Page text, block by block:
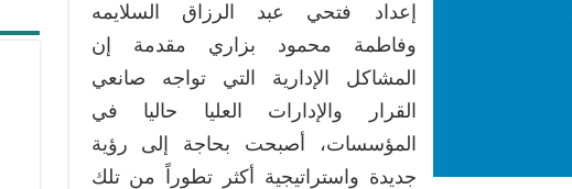
التفكير
التصميمي
في
علاج
مشكلة
عدم
نجاعة
إعداد فتحي عبد الرزاق السلايمه
وفاطمة محمود بزاري مقدمة إن
المشاكل الإدارية التي تواجه صانعي
القرار والإدارات العليا حاليا في
المؤسسات، أصبحت بحاجة إلى رؤية
جديدة واستراتيجية أكثر تطوراً من تلك